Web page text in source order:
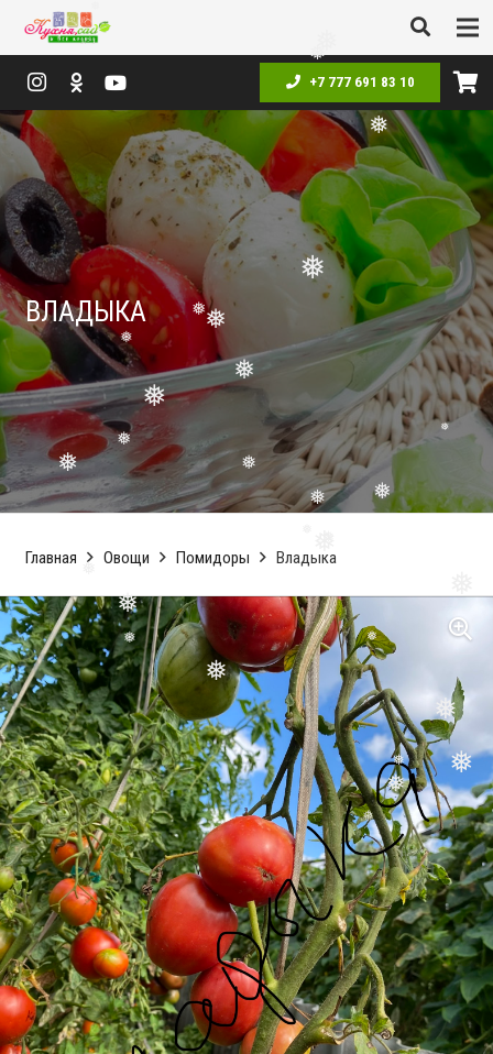
❅
❅
❅
❅
❅
❅
❅
❅
❅
❅
❅
❅
❅
❅
❅
❅
❅
❅
❅
❅
❅❅
❅
+7 777 691 83 10
ВЛАДЫКА
Главная Овощи Помидоры Владыка